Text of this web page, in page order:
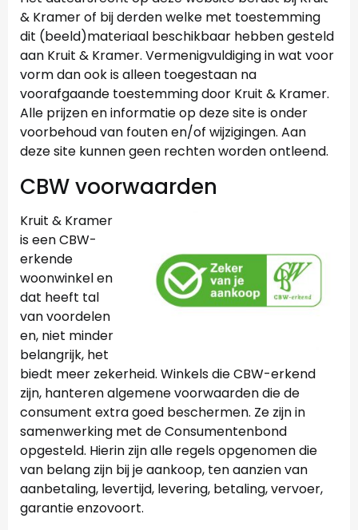
& Kramer of bij derden welke met toestemming
dit (beeld)materiaal beschikbaar hebben gesteld
aan Kruit & Kramer. Vermenigvuldiging in wat voor
vorm dan ook is alleen toegestaan na
voorafgaande toestemming door Kruit & Kramer.
Alle prijzen en informatie op deze site is onder
voorbehoud van fouten en/of wijzigingen. Aan
deze site kunnen geen rechten worden ontleend.
CBW voorwaarden
Kruit & Kramer
is een CBW-
erkende
woonwinkel en
dat heeft tal
van voordelen
en, niet minder
belangrijk, het
biedt meer zekerheid. Winkels die CBW-erkend
zijn, hanteren algemene voorwaarden die de
consument extra goed beschermen. Ze zijn in
samenwerking met de Consumentenbond
opgesteld. Hierin zijn alle regels opgenomen die
van belang zijn bij je aankoop, ten aanzien van
aanbetaling, levertijd, levering, betaling, vervoer,
garantie enzovoort.